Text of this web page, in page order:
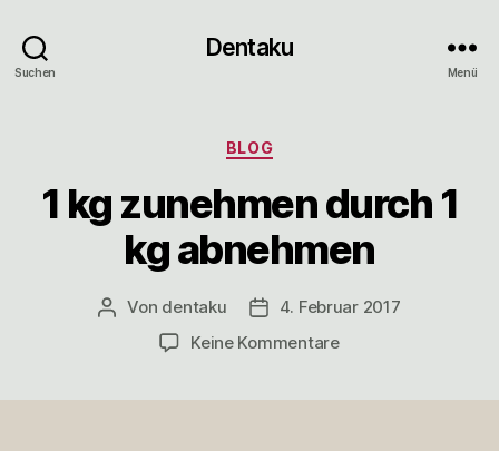
Suchen
Dentaku
Menü
Kategorien
BLOG
1 kg zunehmen durch 1
kg abnehmen
Beitragsautor
Von dentaku Veröffentlichungsdatum
4. Februar 2017
Keine Kommentarezu